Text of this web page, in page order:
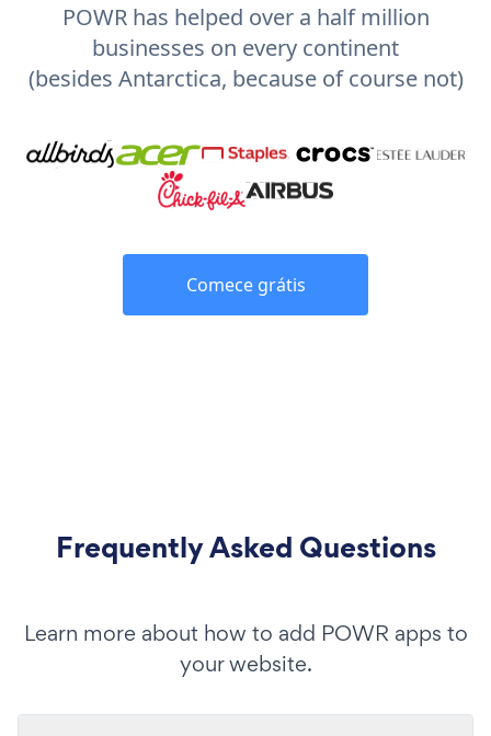
POWR has helped over a half million
businesses on every continent
(besides Antarctica, because of course not)
Comece grátis
Frequently Asked Questions
Learn more about how to add POWR apps to
your website.